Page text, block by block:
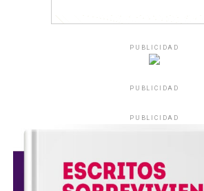
PUBLICIDAD
PUBLICIDAD
PUBLICIDAD